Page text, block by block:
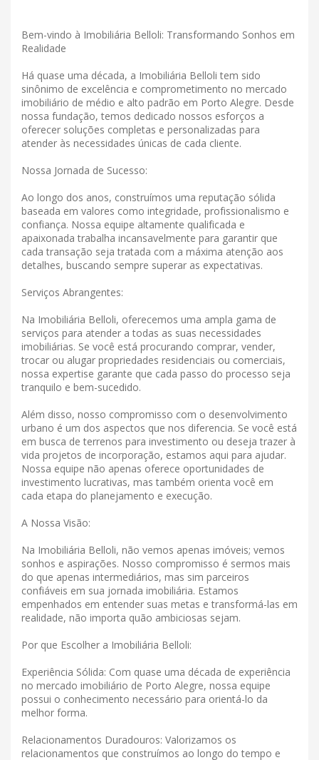
Bem-vindo à Imobiliária Belloli: Transformando Sonhos em
Realidade
Há quase uma década, a Imobiliária Belloli tem sido
sinônimo de excelência e comprometimento no mercado
imobiliário de médio e alto padrão em Porto Alegre. Desde
nossa fundação, temos dedicado nossos esforços a
oferecer soluções completas e personalizadas para
atender às necessidades únicas de cada cliente.
Nossa Jornada de Sucesso:
Ao longo dos anos, construímos uma reputação sólida
baseada em valores como integridade, profissionalismo e
confiança. Nossa equipe altamente qualificada e
apaixonada trabalha incansavelmente para garantir que
cada transação seja tratada com a máxima atenção aos
detalhes, buscando sempre superar as expectativas.
Serviços Abrangentes:
Na Imobiliária Belloli, oferecemos uma ampla gama de
serviços para atender a todas as suas necessidades
imobiliárias. Se você está procurando comprar, vender,
trocar ou alugar propriedades residenciais ou comerciais,
nossa expertise garante que cada passo do processo seja
tranquilo e bem-sucedido.
Além disso, nosso compromisso com o desenvolvimento
urbano é um dos aspectos que nos diferencia. Se você está
em busca de terrenos para investimento ou deseja trazer à
vida projetos de incorporação, estamos aqui para ajudar.
Nossa equipe não apenas oferece oportunidades de
investimento lucrativas, mas também orienta você em
cada etapa do planejamento e execução.
A Nossa Visão:
Na Imobiliária Belloli, não vemos apenas imóveis; vemos
sonhos e aspirações. Nosso compromisso é sermos mais
do que apenas intermediários, mas sim parceiros
confiáveis ​​em sua jornada imobiliária. Estamos
empenhados em entender suas metas e transformá-las em
realidade, não importa quão ambiciosas sejam.
Por que Escolher a Imobiliária Belloli:
Experiência Sólida: Com quase uma década de experiência
no mercado imobiliário de Porto Alegre, nossa equipe
possui o conhecimento necessário para orientá-lo da
melhor forma.
Relacionamentos Duradouros: Valorizamos os
relacionamentos que construímos ao longo do tempo e